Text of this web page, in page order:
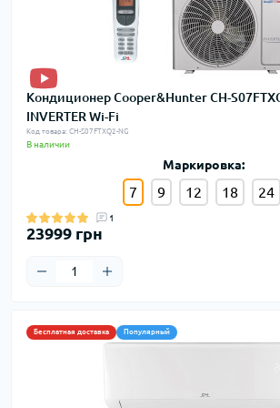
Кондиционер Cooper&Hunter CH-
INVERTER Wi-Fi
Код товара: CH-S07FTXQ2-NG
В наличии
Маркировка:
7 9 12 18 24
1
23999 грн
Бесплатная доставка Популярный